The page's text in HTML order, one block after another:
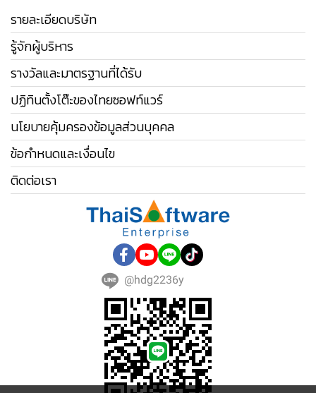
รายละเอียดบริษัท
รู้จักผู้บริหาร
รางวัลและมาตรฐานที่ได้รับ
ปฏิทินตั้งโต๊ะของไทยซอฟท์แวร์
นโยบายคุ้มครองข้อมูลส่วนบุคคล
ข้อกำหนดและเงื่อนไข
ติดต่อเรา
@hdg2236y